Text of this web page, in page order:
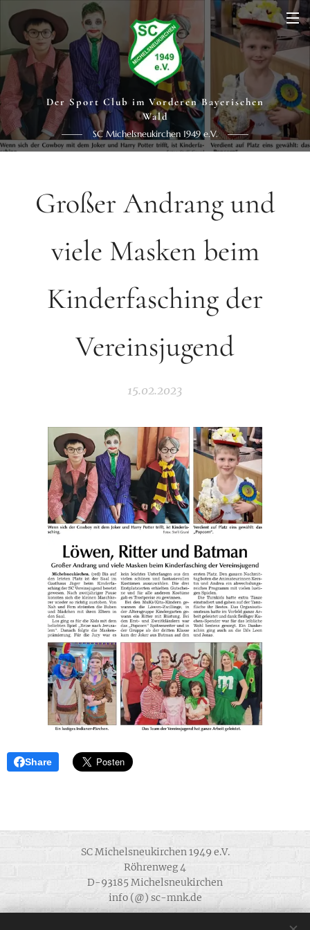
Der Sport Club im Vorderen Bayerischen
Wald
SC Michelsneukirchen 1949 e.V.
Großer Andrang und
viele Masken beim
Kinderfasching der
Vereinsjugend
15.02.2023
Share
SC Michelsneukirchen 1949 e.V.
Röhrenweg 4
D-93185 Michelsneukirchen
info (@) sc-mnk.de